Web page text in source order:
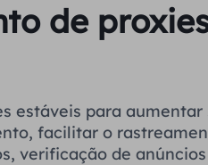
de
facilitar o
verificação de